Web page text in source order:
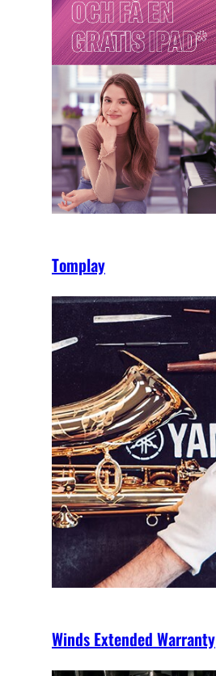
Tomplay
Winds Extended Warranty